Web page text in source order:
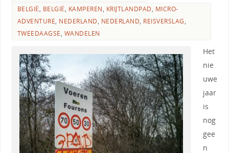
BELGIË, BELGIË, KAMPEREN, KRIJTLANDPAD, MICRO-
ADVENTURE, NEDERLAND, NEDERLAND, REISVERSLAG,
TWEEDAAGSE, WANDELEN
Het
nie
uwe
jaar
is
nog
gee
n